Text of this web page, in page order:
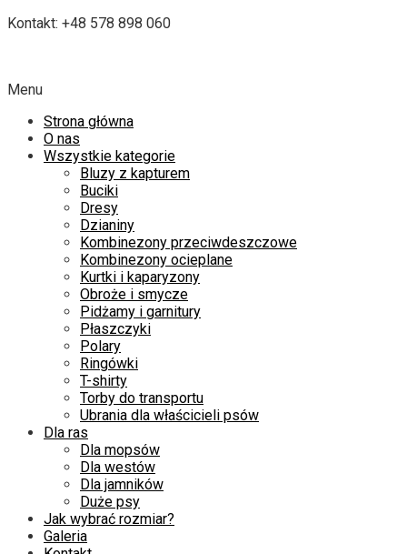
Kontakt: +48 578 898 060
Menu
Strona główna
O nas
Wszystkie kategorie
Bluzy z kapturem
Buciki
Dresy
Dzianiny
Kombinezony przeciwdeszczowe
Kombinezony ocieplane
Kurtki i kaparyzony
Obroże i smycze
Pidżamy i garnitury
Płaszczyki
Polary
Ringówki
T-shirty
Torby do transportu
Ubrania dla właścicieli psów
Dla ras
Dla mopsów
Dla westów
Dla jamników
Duże psy
Jak wybrać rozmiar?
Galeria